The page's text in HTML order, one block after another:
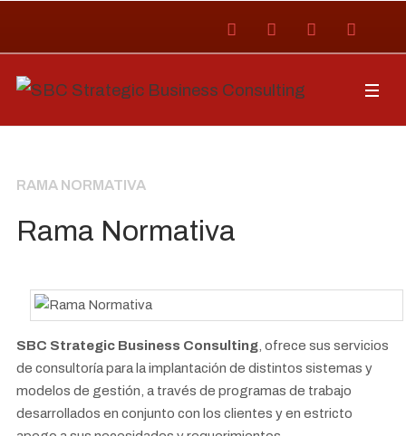
RAMA NORMATIVA
Rama Normativa
SBC Strategic Business Consulting , ofrece sus servicios
de consultoría para la implantación de distintos sistemas y
modelos de gestión, a través de programas de trabajo
desarrollados en conjunto con los clientes y en estricto